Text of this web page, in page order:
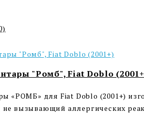
"Ромб", Fiat Doblo
«РОМБ» для Fiat Doblo (2001+)
вызывающий аллергических